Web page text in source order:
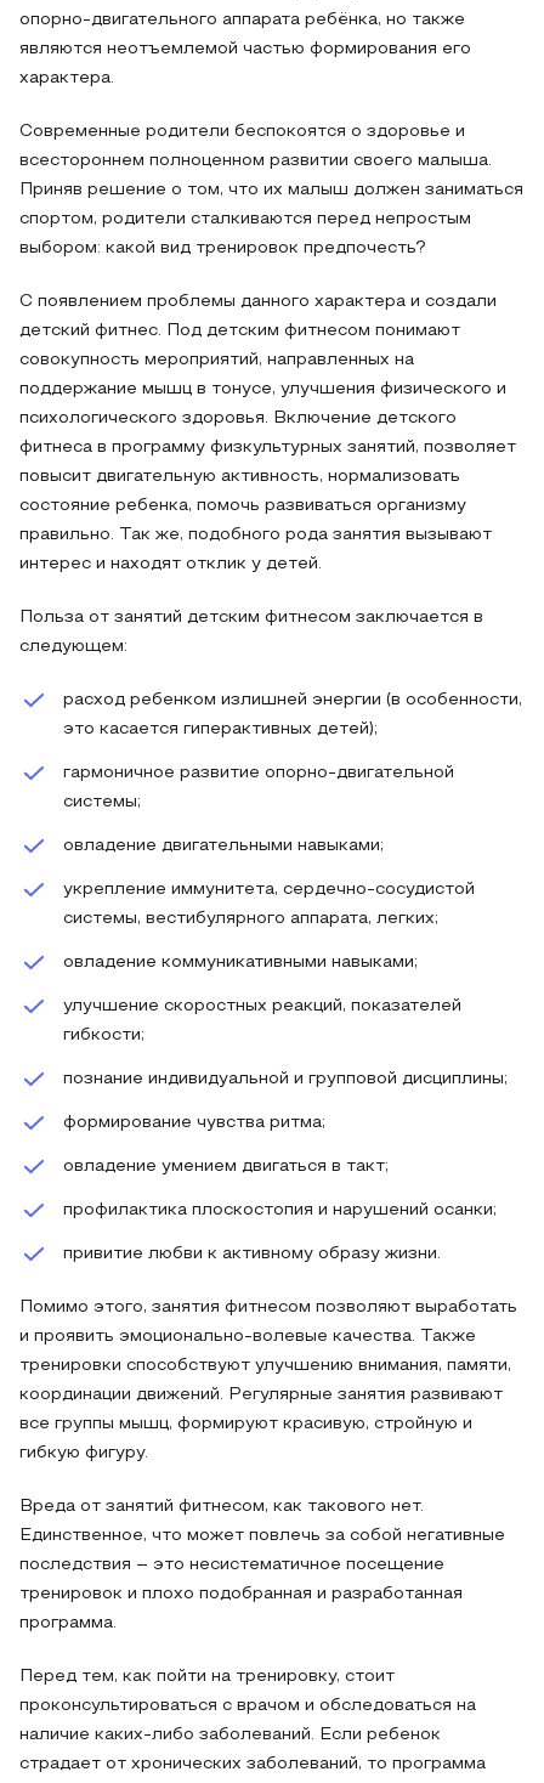
опорно-двигательного аппарата ребёнка, но также
являются неотъемлемой частью формирования его
характера.
Современные родители беспокоятся о здоровье и
всестороннем полноценном развитии своего малыша.
Приняв решение о том, что их малыш должен заниматься
спортом, родители сталкиваются перед непростым
выбором: какой вид тренировок предпочесть?
С появлением проблемы данного характера и создали
детский фитнес. Под детским фитнесом понимают
совокупность мероприятий, направленных на
поддержание мышц в тонусе, улучшения физического и
психологического здоровья. Включение детского
фитнеса в программу физкультурных занятий, позволяет
повысит двигательную активность, нормализовать
состояние ребенка, помочь развиваться организму
правильно. Так же, подобного рода занятия вызывают
интерес и находят отклик у детей.
Польза от занятий детским фитнесом заключается в
следующем:
расход ребенком излишней энергии (в особенности,
это касается гиперактивных детей);
гармоничное развитие опорно-двигательной
системы;
овладение двигательными навыками;
укрепление иммунитета, сердечно-сосудистой
системы, вестибулярного аппарата, легких;
овладение коммуникативными навыками;
улучшение скоростных реакций, показателей
гибкости;
познание индивидуальной и групповой дисциплины;
формирование чувства ритма;
овладение умением двигаться в такт;
профилактика плоскостопия и нарушений осанки;
привитие любви к активному образу жизни.
Помимо этого, занятия фитнесом позволяют выработать
и проявить эмоционально-волевые качества. Также
тренировки способствуют улучшению внимания, памяти,
координации движений. Регулярные занятия развивают
все группы мышц, формируют красивую, стройную и
гибкую фигуру.
Вреда от занятий фитнесом, как такового нет.
Единственное, что может повлечь за собой негативные
последствия – это несистематичное посещение
тренировок и плохо подобранная и разработанная
программа.
Перед тем, как пойти на тренировку, стоит
проконсультироваться с врачом и обследоваться на
наличие каких-либо заболеваний. Если ребенок
страдает от хронических заболеваний, то программа